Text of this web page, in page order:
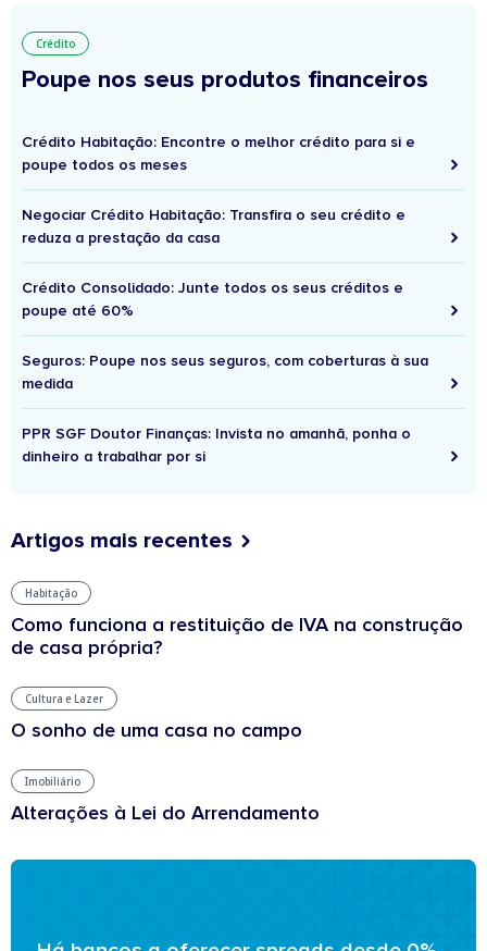
Crédito
Poupe nos seus produtos financeiros
Crédito Habitação: Encontre o melhor crédito para si e
poupe todos os meses
Negociar Crédito Habitação: Transfira o seu crédito e
reduza a prestação da casa
Crédito Consolidado: Junte todos os seus créditos e
poupe até 60%
Seguros: Poupe nos seus seguros, com coberturas à sua
medida
PPR SGF Doutor Finanças: Invista no amanhã, ponha o
dinheiro a trabalhar por si
Artigos mais recentes
Habitação
Como funciona a restituição de IVA na construção
de casa própria?
Cultura e Lazer
O sonho de uma casa no campo
Imobiliário
Alterações à Lei do Arrendamento